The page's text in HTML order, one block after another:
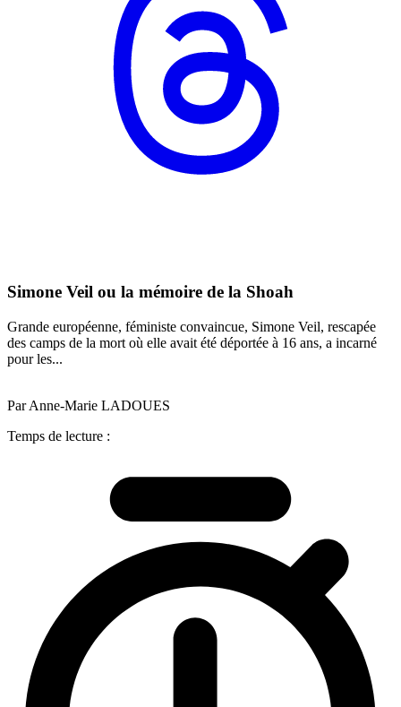
Simone Veil ou la mémoire de la Shoah
Grande européenne, féministe convaincue, Simone Veil, rescapée
des camps de la mort où elle avait été déportée à 16 ans, a incarné
pour les...
Par Anne-Marie LADOUES
Temps de lecture :